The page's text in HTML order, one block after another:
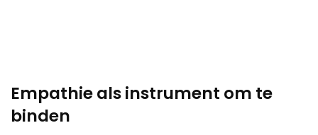
Empathie als instrument om te
binden